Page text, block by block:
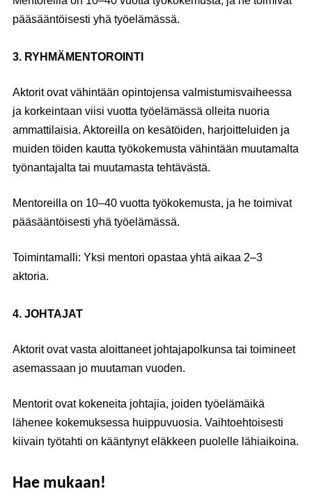
pääsääntöisesti yhä työelämässä.
3. RYHMÄMENTOROINTI
Aktorit ovat vähintään opintojensa valmistumisvaiheessa
ja korkeintaan viisi vuotta työelämässä olleita nuoria
ammattilaisia. Aktoreilla on kesätöiden, harjoitteluiden ja
muiden töiden kautta työkokemusta vähintään muutamalta
työnantajalta tai muutamasta tehtävästä.
Mentoreilla on 10–40 vuotta työkokemusta, ja he toimivat
pääsääntöisesti yhä työelämässä.
Toimintamalli: Yksi mentori opastaa yhtä aikaa 2–3
aktoria.
4. JOHTAJAT
Aktorit ovat vasta aloittaneet johtajapolkunsa tai toimineet
asemassaan jo muutaman vuoden.
Mentorit ovat kokeneita johtajia, joiden työelämäikä
lähenee kokemuksessa huippuvuosia. Vaihtoehtoisesti
kiivain työtahti on kääntynyt eläkkeen puolelle lähiaikoina.
Hae mukaan!